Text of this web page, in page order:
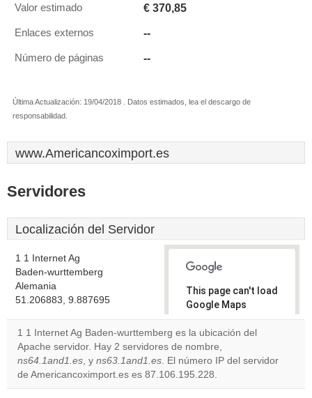
Valor estimado € 370,85
Enlaces externos --
Número de páginas --
Última Actualización: 19/04/2018 . Datos estimados, lea el descargo de
responsabilidad.
www.Americancoximport.es
Servidores
Localización del Servidor
1 1 Internet Ag
Baden-wurttemberg
Alemania
51.206883, 9.887695
This page can't load
Google Maps
correctly.
Do you
own this
website?
OK
1 1 Internet Ag Baden-wurttemberg es la ubicación del
Apache servidor. Hay 2 servidores de nombre,
ns64.1and1.es, y ns63.1and1.es. El número IP del servidor
de Americancoximport.es es 87.106.195.228.